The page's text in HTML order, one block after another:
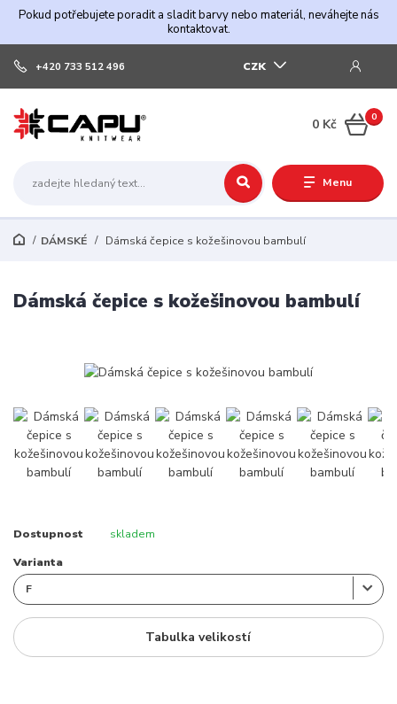
Pokud potřebujete poradit a sladit barvy nebo materiál, neváhejte nás
kontaktovat.
Menu
CZK
+420 733 512 496
0
0 Kč
DÁMSKÉ Dámská čepice s kožešinovou bambulí
Dámská čepice s kožešinovou bambulí
Dostupnost skladem
Varianta
Tabulka velikostí